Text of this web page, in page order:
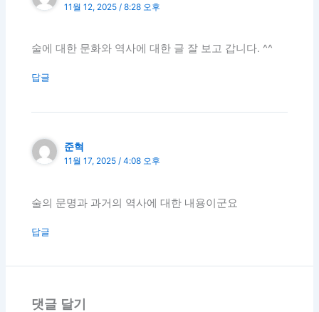
11월 12, 2025 / 8:28 오후
술에 대한 문화와 역사에 대한 글 잘 보고 갑니다. ^^
답글
준혁
11월 17, 2025 / 4:08 오후
술의 문명과 과거의 역사에 대한 내용이군요
답글
댓글 달기